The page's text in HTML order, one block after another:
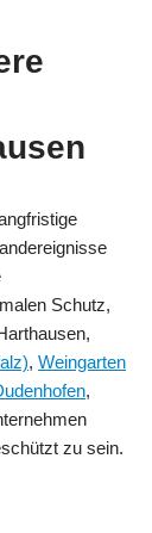
Schutz,
, Weingarten
,
zu sein.